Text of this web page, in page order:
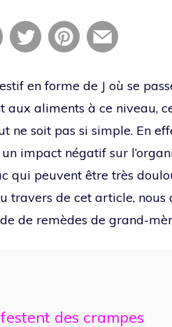
en forme de J où se
aux aliments à ce niveau,
ne soit pas si simple. En
impact négatif sur
qui peuvent être très
travers de cet article, nous
de remèdes de grand-
des crampes